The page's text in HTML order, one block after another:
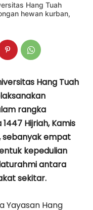
Hang Tuah
hewan kurban,
Hang Tuah
rangka
Hijriah, Kamis
sebanyak empat
kepedulian
antara
sekitar.
Yayasan Hang